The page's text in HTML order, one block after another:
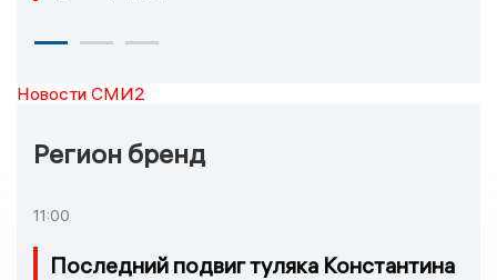
Новости СМИ2
Регион бренд
11:00
Последний подвиг туляка Константина